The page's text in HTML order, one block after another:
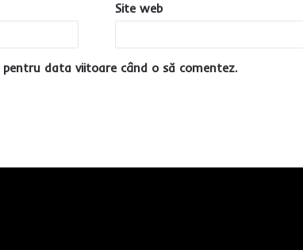
Site web
data viitoare când o să comentez.